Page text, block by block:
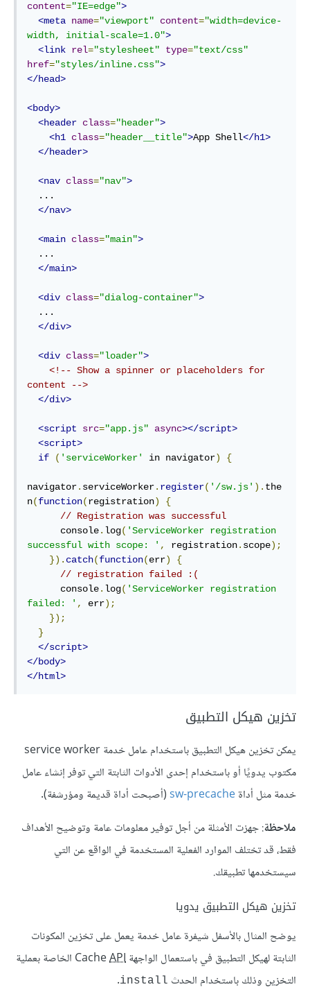
content="IE=edge">
<meta name="viewport" content="width=device-
width, initial-scale=1.0">
<link rel="stylesheet" type="text/css"
href="styles/inline.css">
</head>
<body>
<header class="header">
<h1 class="header__title">App Shell</h1>
</header>
<nav class="nav">
</nav>
<main class="main">
</main>
<div class="dialog-container">
</div>
<div class="loader">
<!-- Show a spinner or placeholders for
content -->
</div>
<script src="app.js" async></script>
<script>
if
( 'serviceWorker' in navigator) {
navigator. serviceWorker. register( '/sw.js' ). the
n(function(registration)
{
// Registration was successful
      console
. log( 'ServiceWorker registration
successful with scope: ' , registration. scope);
}). catch(function(err)
{
// registration failed :(
      console
. log( 'ServiceWorker registration
failed: ' , err);
});
}
</script>
</body>
</html>
تخزين هيكل التطبيق
يمكن تخزين هيكل التطبيق باستخدام عامل خدمة service worker
مكتوب يدويًا أو باستخدام إحدى الأدوات الثابتة التي توفر إنشاء عامل
خدمة مثل أداةsw-precache(أصبحت أداة قديمة ومؤرشفة).
ملاحظة: جهزت الأمثلة من أجل توفير معلومات عامة وتوضيح الأهداف
فقط، قد تختلف الموارد الفعلية المستخدمة في الواقع عن التي
سيستخدمها تطبيقك.
تخزين هيكل التطبيق يدويا
يوضح المثال بالأسفل شيفرة عامل خدمة يعمل على تخزين المكونات
الثابتة لهيكل التطبيق في باستعمال الواجهة CacheAPI
الخاصة بعملية
التخزين وذلك باستخدام الحدث install
.